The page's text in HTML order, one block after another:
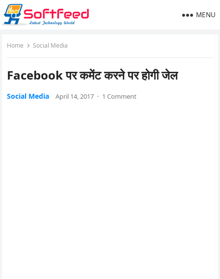
MENU
Home Social Media
Facebook पर कमेंट करने पर होगी जेल
Social Media April 14, 2017 · 1 Comment